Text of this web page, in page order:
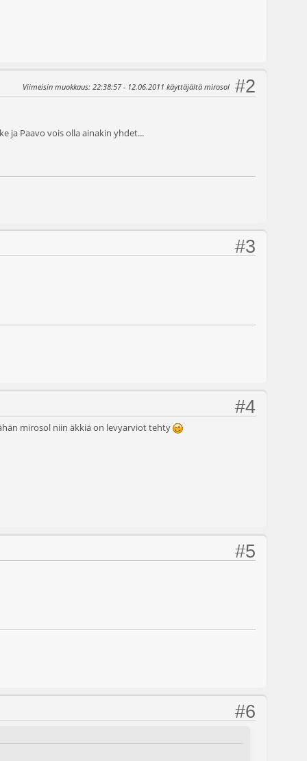
#2
Viimeisin muokkaus: 22:38:57 - 12.06.2011 käyttäjältä mirosol
ja Paavo vois olla ainakin yhdet...
#3
#4
mirosol niin äkkiä on levyarviot tehty
#5
#6